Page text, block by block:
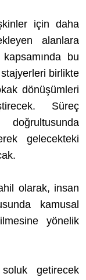
için daha
alanlara
bu
birlikte
dönüşümleri
Süreç
gelecekteki
olarak, insan
kamusal
yönelik
getirecek